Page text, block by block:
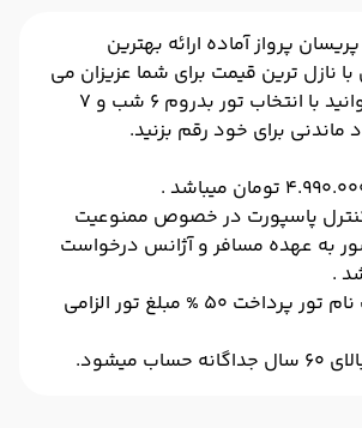
پرواز آماده ارائه بهترین
نازل ترین قیمت برای شما عزیزان می
باشد. شما می توانید با انتخاب تور بدروم ۶ شب و ۷
برای خود رقم بزنید.
پاسپورت در خصوص ممنوعیت
به عهده مسافر و آژانس درخواست
.
هنگام ثبت نام تور پرداخت 50 % مبلغ تور الزامی
میشود.